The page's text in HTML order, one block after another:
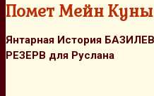
Помет Мейн Куны
Янтарная История
РЕЗЕРВ для Руслана